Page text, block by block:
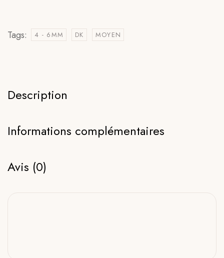
Tags: 4 - 6MM DK MOYEN
Description
Informations complémentaires
Avis (0)